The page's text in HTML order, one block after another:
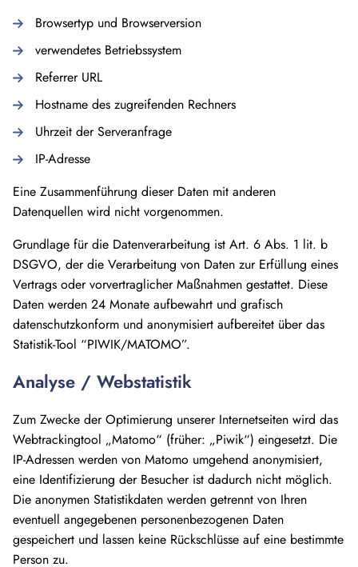
Browsertyp und Browserversion
verwendetes Betriebssystem
Referrer URL
Hostname des zugreifenden Rechners
Uhrzeit der Serveranfrage
IP-Adresse
Eine Zusammenführung dieser Daten mit anderen
Datenquellen wird nicht vorgenommen.
Grundlage für die Datenverarbeitung ist Art. 6 Abs. 1 lit. b
DSGVO, der die Verarbeitung von Daten zur Erfüllung eines
Vertrags oder vorvertraglicher Maßnahmen gestattet. Diese
Daten werden 24 Monate aufbewahrt und grafisch
datenschutzkonform und anonymisiert aufbereitet über das
Statistik-Tool “PIWIK/MATOMO”.
Analyse / Webstatistik
Zum Zwecke der Optimierung unserer Internetseiten wird das
Webtrackingtool „Matomo“ (früher: „Piwik“) eingesetzt. Die
IP-Adressen werden von Matomo umgehend anonymisiert,
eine Identifizierung der Besucher ist dadurch nicht möglich.
Die anonymen Statistikdaten werden getrennt von Ihren
eventuell angegebenen personenbezogenen Daten
gespeichert und lassen keine Rückschlüsse auf eine bestimmte
Person zu.